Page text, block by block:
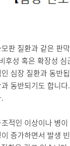
판 질환과 같은 판
후성 혹은 확장성 심
심장 질환과 동반
동반되기도 합니
적인 이상이나 병
증가하면서 발생